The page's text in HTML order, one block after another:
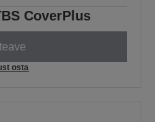
CoverPlus
osta